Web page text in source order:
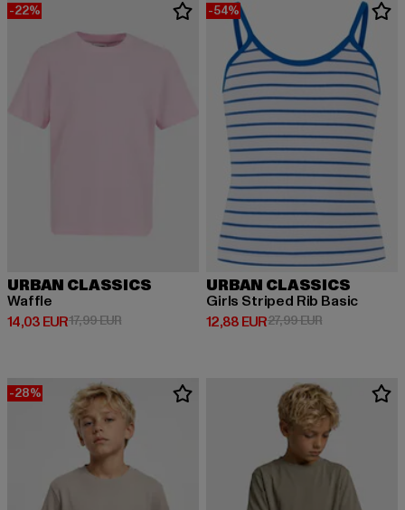
-22%
URBAN CLASSICS
Waffle
14,03 EUR
Derzeitiger Preis: 14,03 EUR
17,99 EURAktionspreis: 17,99 EUR
-54%
URBAN CLASSICS
Girls Striped Rib Basic
12,88 EUR
Derzeitiger Preis: 12,88 EUR
27,99 EURAktionspreis:
-28%